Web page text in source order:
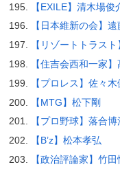
【EXILE】清木場俊
【日本維新の会】遠
【リゾートトラス
【住吉会西和一家
【プロレス】佐々
【MTG】松下剛
【プロ野球】落合博
【B’z】松本孝弘
【政治評論家】竹